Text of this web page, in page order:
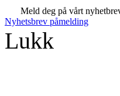
Meld deg på vårt
Nyhetsbrev påmelding
Lukk